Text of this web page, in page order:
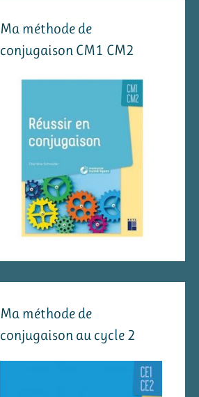
Ma méthode de
conjugaison CM1 CM2
Ma méthode de
conjugaison au cycle 2